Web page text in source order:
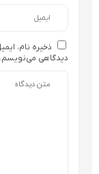
ذخیره نام،
دیدگاهی می‌نویسم.